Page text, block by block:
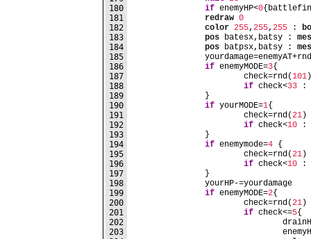
180
181
182
183
184
185
186
187
188
189
190
191
192
193
194
195
196
197
198
199
200
201
202
203
if enemyHP<0
redraw 0
color 255, 255, 255 :
pos batesx,batsy : mes
pos batpsx,batsy : mes
if enemyMODE=3{
			check=rnd(
101 )
if check<33 :
		}
if yourMODE=1{
			check=rnd(
21 )
if check<10 :
		}
if enemymode=4 {
			check=rnd(
21 )
if check<10 :
		}
		yourHP-=yourdamage
if enemyMODE=2{
			check=rnd(
21 )
if check<=5{